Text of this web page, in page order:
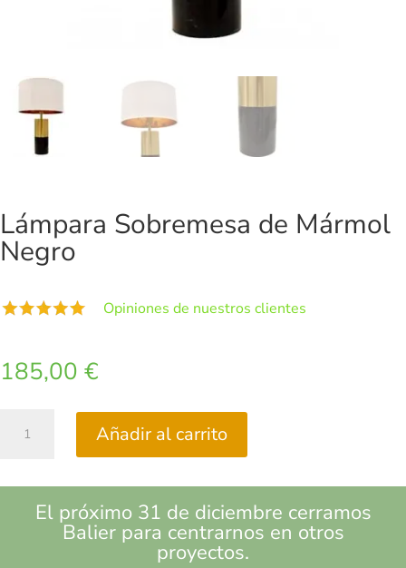
Lámpara Sobremesa de Mármol
Negro
Opiniones de nuestros clientes
185,00 €
Sobremesa
cantidad
Añadir al carrito
El próximo 31 de diciembre cerramos
Balier para centrarnos en otros
proyectos.